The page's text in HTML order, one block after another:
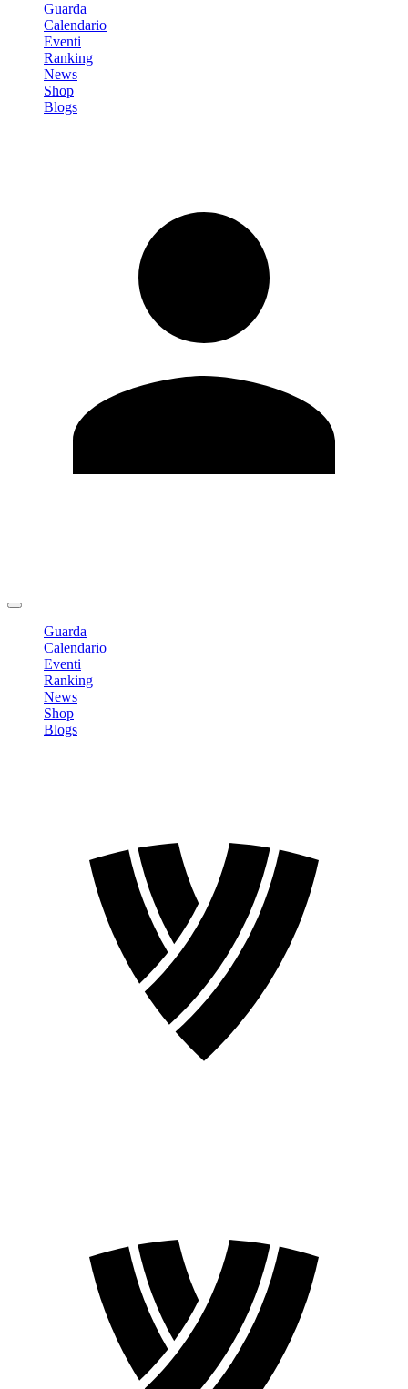
Guarda
Calendario
Eventi
Ranking
News
Shop
Blogs
Guarda
Calendario
Eventi
Ranking
News
Shop
Blogs